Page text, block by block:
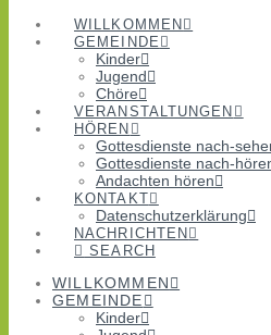
WILLKOMMEN
GEMEINDE
Kinder
Jugend
Chöre
VERANSTALTUNGEN
HÖREN
Gottesdienste nach-
Gottesdienste nach-
Andachten hören
KONTAKT
Datenschutzerklärung
NACHRICHTEN
SEARCH
WILLKOMMEN
GEMEINDE
Kinder